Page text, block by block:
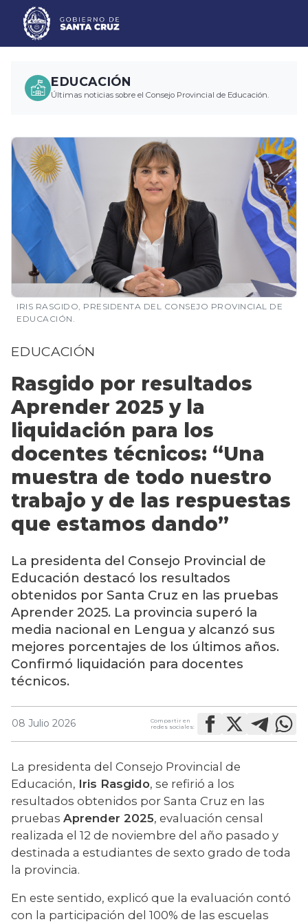
EDUCACIÓN
Últimas noticias sobre el Consejo Provincial de Educación.
IRIS RASGIDO, PRESIDENTA DEL CONSEJO PROVINCIAL DE
EDUCACIÓN.
EDUCACIÓN
Rasgido por resultados
Aprender 2025 y la
liquidación para los
docentes técnicos: “Una
muestra de todo nuestro
trabajo y de las respuestas
que estamos dando”
La presidenta del Consejo Provincial de
Educación destacó los resultados
obtenidos por Santa Cruz en las pruebas
Aprender 2025. La provincia superó la
media nacional en Lengua y alcanzó sus
mejores porcentajes de los últimos años.
Confirmó liquidación para docentes
técnicos.
08 Julio 2026
Compartir en
redes sociales:
La presidenta del Consejo Provincial de
Educación, Iris Rasgido, se refirió a los
resultados obtenidos por Santa Cruz en las
pruebas Aprender 2025, evaluación censal
realizada el 12 de noviembre del año pasado y
destinada a estudiantes de sexto grado de toda
la provincia.
En este sentido, explicó que la evaluación contó
con la participación del 100% de las escuelas